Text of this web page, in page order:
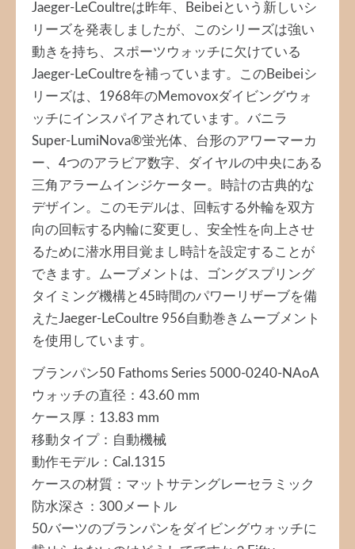
Jaeger-LeCoultreは昨年、Beibeiという新しいシ
リーズを発表しましたが、このシリーズは強い
動きを持ち、スポーツウォッチに欠けている
Jaeger-LeCoultreを補っています。このBeibeiシ
リーズは、1968年のMemovoxダイビングウォ
ッチにインスパイアされています。バニラ
Super-LumiNova®蛍光体、台形のアワーマーカ
ー、4つのアラビア数字、ダイヤルの中央にある
三角アラームインジケーター。時計の古典的な
デザイン。このモデルは、回転する外輪を双方
向の回転する内輪に変更し、安全性を向上させ
るために潜水用目覚まし時計を設定することが
できます。ムーブメントは、ゴングスプリング
タイミング機構と45時間のパワーリザーブを備
えたJaeger-LeCoultre 956自動巻きムーブメント
を使用しています。
ブランパン50 Fathoms Series 5000-0240-NAoA
ウォッチの直径：43.60 mm
ケース厚：13.83 mm
移動タイプ：自動機械
動作モデル：Cal.1315
ケースの材質：マットサテングレーセラミック
防水深さ：300メートル
50バーツのブランパンをダイビングウォッチに